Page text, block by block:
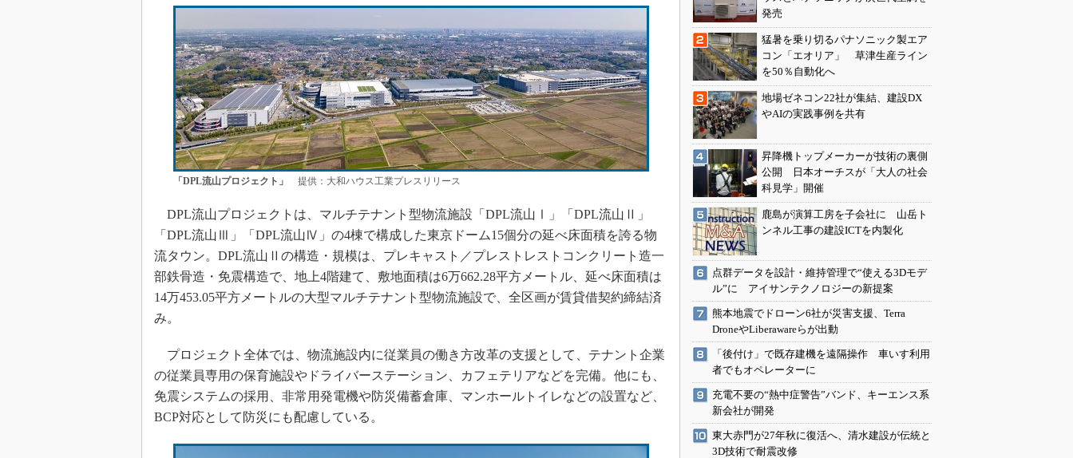
「DPL流山プロジェクト」 提供：大和ハウス工業プレスリリース
DPL流山プロジェクトは、マルチテナント型物流施設「DPL流山Ⅰ」「DPL流山Ⅱ」
「DPL流山Ⅲ」「DPL流山Ⅳ」の4棟で構成した東京ドーム15個分の延べ床面積を誇る物
流タウン。DPL流山Ⅱの構造・規模は、プレキャスト／プレストレストコンクリート造一
部鉄骨造・免震構造で、地上4階建て、敷地面積は6万662.28平方メートル、延べ床面積は
14万453.05平方メートルの大型マルチテナント型物流施設で、全区画が賃貸借契約締結済
み。
プロジェクト全体では、物流施設内に従業員の働き方改革の支援として、テナント企業
の従業員専用の保育施設やドライバーステーション、カフェテリアなどを完備。他にも、
免震システムの採用、非常用発電機や防災備蓄倉庫、マンホールトイレなどの設置など、
BCP対応として防災にも配慮している。
発売
猛暑を乗り切るパナソニック製エア
コン「エオリア」 草津生産ライン
を50％自動化へ
地場ゼネコン22社が集結、建設DX
やAIの実践事例を共有
昇降機トップメーカーが技術の裏側
公開 日本オーチスが「大人の社会
科見学」開催
鹿島が演算工房を子会社に 山岳ト
ンネル工事の建設ICTを内製化
点群データを設計・維持管理で“使える3Dモデ
ル”に アイサンテクノロジーの新提案
熊本地震でドローン6社が災害支援、Terra
DroneやLiberawareらが出動
「後付け」で既存建機を遠隔操作 車いす利用
者でもオペレーターに
充電不要の“熱中症警告”バンド、キーエンス系
新会社が開発
東大赤門が27年秋に復活へ、清水建設が伝統と
3D技術で耐震改修